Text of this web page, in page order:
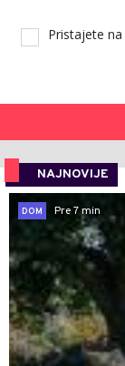
Pristajete na
NAJNOVIJE
DOM
Pre 7 min